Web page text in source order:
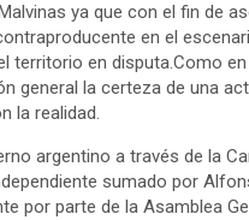
ya que con el fin de
en el
territorio en disputa.Como
general la certeza de una
la realidad.
argentino a través de la
sumado por
por parte de la Asamblea